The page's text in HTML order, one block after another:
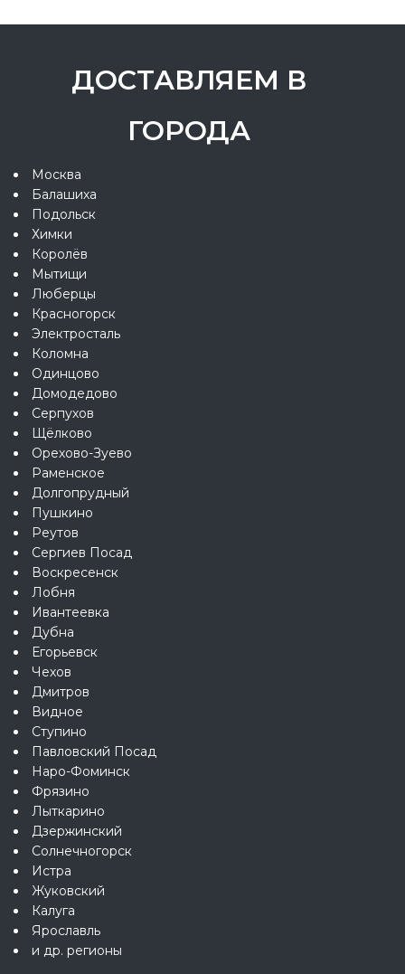
ДОСТАВЛЯЕМ В
ГОРОДА
Москва
Балашиха
Подольск
Химки
Королёв
Мытищи
Люберцы
Красногорск
Электросталь
Коломна
Одинцово
Домодедово
Серпухов
Щёлково
Орехово-Зуево
Раменское
Долгопрудный
Пушкино
Реутов
Сергиев Посад
Воскресенск
Лобня
Ивантеевка
Дубна
Егорьевск
Чехов
Дмитров
Видное
Ступино
Павловский Посад
Наро-Фоминск
Фрязино
Лыткарино
Дзержинский
Солнечногорск
Истра
Жуковский
Калуга
Ярославль
и др. регионы